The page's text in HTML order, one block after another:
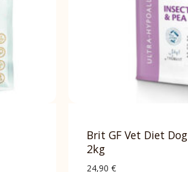
Brit GF Vet Diet
2kg
24,90 €